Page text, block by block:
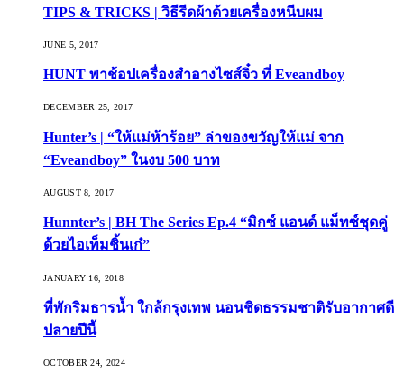
TIPS & TRICKS | วิธีรีดผ้าด้วยเครื่องหนีบผม
JUNE 5, 2017
HUNT พาช้อปเครื่องสำอางไซส์จิ๋ว ที่ Eveandboy
DECEMBER 25, 2017
Hunter’s | “ให้แม่ห้าร้อย” ล่าของขวัญให้แม่ จาก
“Eveandboy” ในงบ 500 บาท
AUGUST 8, 2017
Hunnter’s | BH The Series Ep.4 “มิกซ์ แอนด์ แม็ทซ์ชุดคู่
ด้วยไอเท็มชิ้นเก๋”
JANUARY 16, 2018
ที่พักริมธารน้ำ ใกล้กรุงเทพ นอนชิดธรรมชาติรับอากาศดี
ปลายปีนี้
OCTOBER 24, 2024